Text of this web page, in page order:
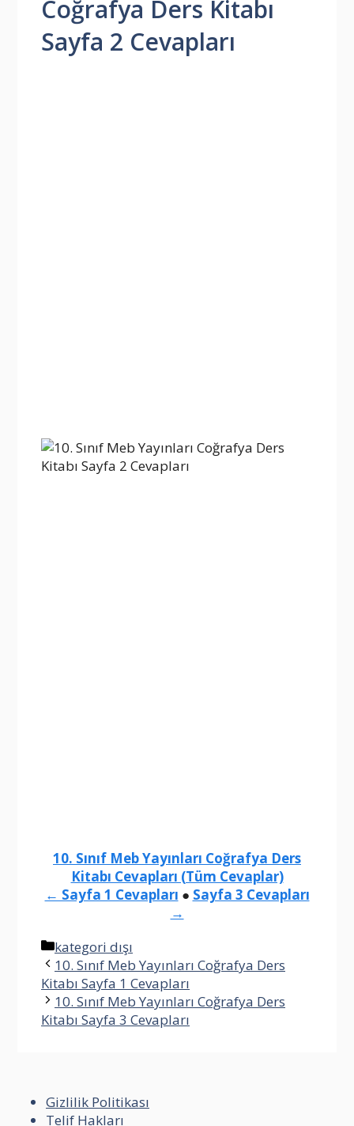
Coğrafya Ders Kitabı
Sayfa 2 Cevapları
10. Sınıf Meb Yayınları Coğrafya Ders
Kitabı Cevapları (Tüm Cevaplar)
← Sayfa 1 Cevapları ● Sayfa 3 Cevapları
→
Kategoriler
kategori dışı
10. Sınıf Meb Yayınları Coğrafya Ders
Kitabı Sayfa 1 Cevapları
10. Sınıf Meb Yayınları Coğrafya Ders
Kitabı Sayfa 3 Cevapları
Gizlilik Politikası
Telif Hakları